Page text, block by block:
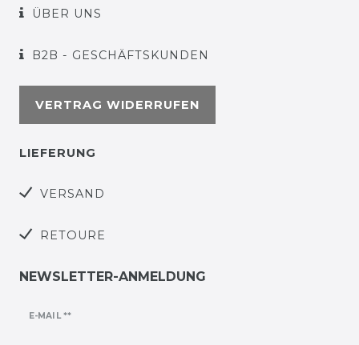
ÜBER UNS
B2B - GESCHÄFTSKUNDEN
VERTRAG WIDERRUFEN
LIEFERUNG
VERSAND
RETOURE
NEWSLETTER-ANMELDUNG
E-MAIL **
Newsletter